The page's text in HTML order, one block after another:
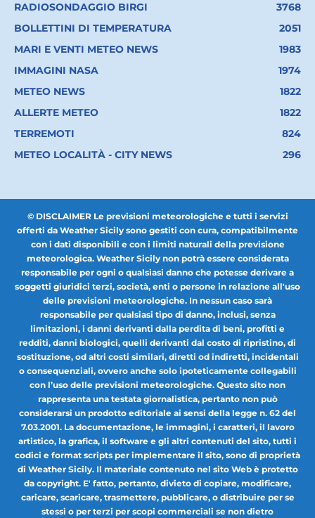
RADIOSONDAGGIO BIRGI
3768
BOLLETTINI DI TEMPERATURA
2051
MARI E VENTI METEO NEWS
1983
IMMAGINI NASA
1974
METEO NEWS
1822
ALLERTE METEO
1822
TERREMOTI
824
METEO LOCALITÀ - CITY NEWS
296
© DISCLAIMER Le previsioni meteorologiche e tutti i servizi
offerti da Weather Sicily sono gestiti con cura, compatibilmente
con i dati disponibili e con i limiti naturali della previsione
meteorologica. Weather Sicily non potrà essere considerata
responsabile per ogni o qualsiasi danno che potesse derivare a
soggetti giuridici terzi, società, enti o persone in relazione all'uso
delle previsioni meteorologiche. In nessun caso sarà
responsabile per qualsiasi tipo di danno, inclusi, senza
limitazioni, i danni derivanti dalla perdita di beni, profitti e
redditi, danni biologici, quelli derivanti dal costo di ripristino, di
sostituzione, od altri costi similari, diretti od indiretti, incidentali
o consequenziali, ovvero anche solo ipoteticamente collegabili
con l’uso delle previsioni meteorologiche. Questo sito non
rappresenta una testata giornalistica, pertanto non può
considerarsi un prodotto editoriale ai sensi della legge n. 62 del
7.03.2001. La documentazione, le immagini, i caratteri, il lavoro
artistico, la grafica, il software e gli altri contenuti del sito, tutti i
codici e format scripts per implementare il sito, sono di proprietà
di Weather Sicily. Il materiale contenuto nel sito Web è protetto
da copyright. E' fatto, pertanto, divieto di copiare, modificare,
caricare, scaricare, trasmettere, pubblicare, o distribuire per se
stessi o per terzi per scopi commerciali se non dietro